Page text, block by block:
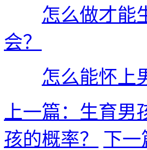
怎么做才能
会？
怎么能怀上
上一篇：生育
孩的概率？
下一